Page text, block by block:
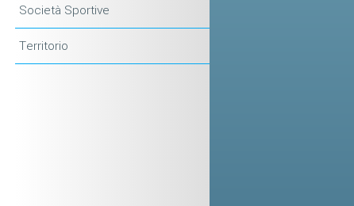
Società Sportive
Territorio